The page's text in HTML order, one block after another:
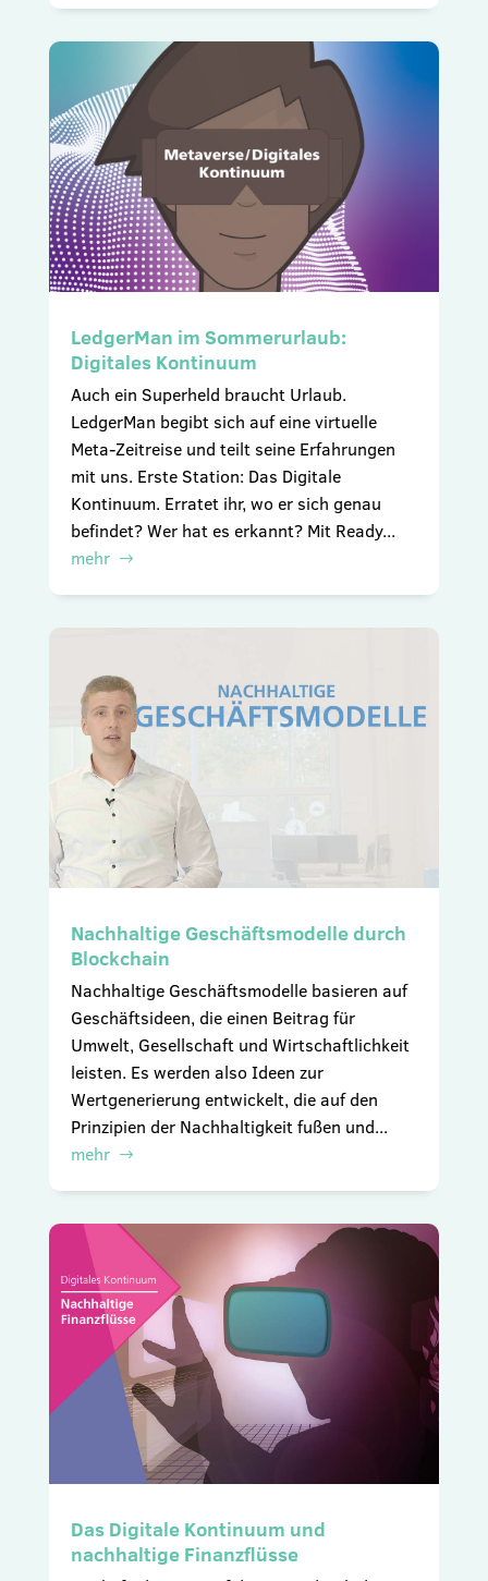
LedgerMan im Sommerurlaub:
Digitales Kontinuum
Auch ein Superheld braucht Urlaub.
LedgerMan begibt sich auf eine virtuelle
Meta-Zeitreise und teilt seine Erfahrungen
mit uns. Erste Station: Das Digitale
Kontinuum. Erratet ihr, wo er sich genau
befindet? Wer hat es erkannt? Mit Ready...
mehr
Nachhaltige Geschäftsmodelle durch
Blockchain
Nachhaltige Geschäftsmodelle basieren auf
Geschäftsideen, die einen Beitrag für
Umwelt, Gesellschaft und Wirtschaftlichkeit
leisten. Es werden also Ideen zur
Wertgenerierung entwickelt, die auf den
Prinzipien der Nachhaltigkeit fußen und...
mehr
Das Digitale Kontinuum und
nachhaltige Finanzflüsse